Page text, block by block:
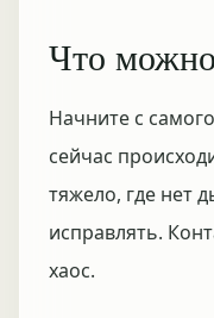
Что
Начните с
сейчас
тяжело, где нет
исправлять.
хаос.